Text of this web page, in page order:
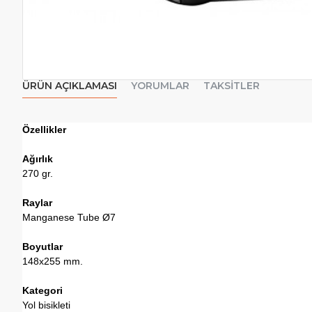
ÜRÜN AÇIKLAMASI YORUMLAR TAKSITLER
Özellikler
Ağırlık
270 gr.
Raylar
Manganese Tube Ø7
Boyutlar
148x255 mm.
Kategori
Yol bisikleti